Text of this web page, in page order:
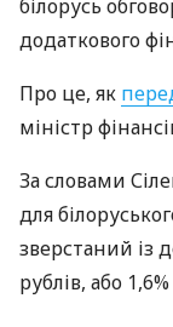
білорусь
додаткового
Про це, як
міністр
За словами
для
зверстаний із
рублів, або